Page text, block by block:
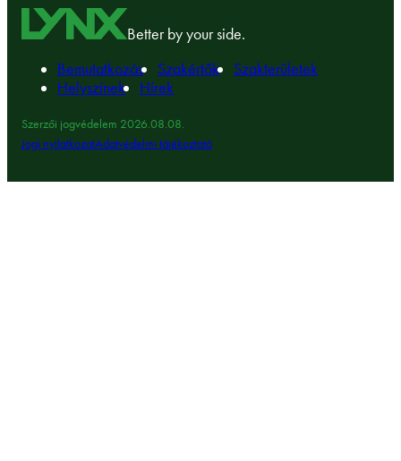
Better by your side.
Bemutatkozás
Szakértők
Szakterületek
Helyszínek
Hírek
Szerzői jogvédelem 2026.08.08.
Jogi nyilatkozatAdatvédelmi tájékoztató